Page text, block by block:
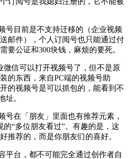
号目前是不支持迁移的（企业视频
邮件），个人订阅号也只能通过付
要公证和300块钱，麻烦的要死。
微信可以打开视频号了，但不是原
的东西，来自PC端的视频号助
的视频号是可以抓包的，能看到不
址。
号在「朋友️」里面也有推荐元素，
的“多位朋友看过”。有趣的是，这
推荐的，而是你朋友们的喜好。
平台，都不可能完全通过创作者自